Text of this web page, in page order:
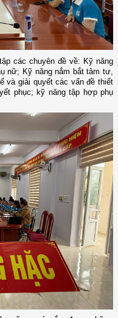
các chuyên đề về: Kỹ năng
nữ; Kỹ năng nắm bắt tâm tư,
và giải quyết các vấn đề thiết
phục; kỹ năng tập hợp phụ